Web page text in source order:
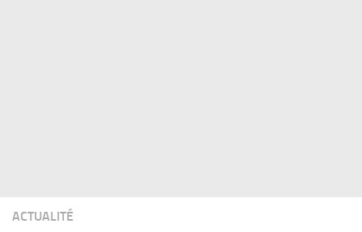
ACTUALITÉ